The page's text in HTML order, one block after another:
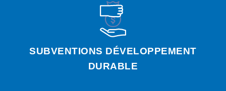
SUBVENTIONS DÉVELOPPEMENT
DURABLE